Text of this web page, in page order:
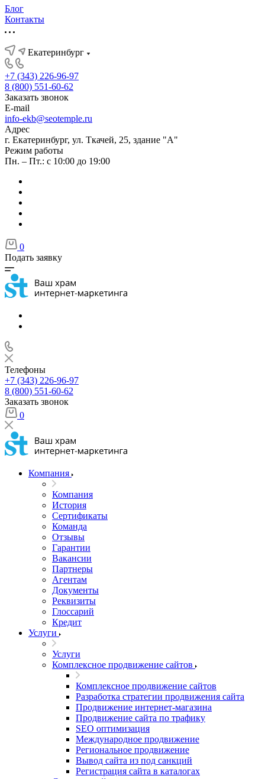
Блог
Контакты
Екатеринбург
+7 (343) 226-96-97
8 (800) 551-60-62
Заказать звонок
E-mail
info-ekb@seotemple.ru
Адрес
г. Екатеринбург, ул. Ткачей, 25, здание "А"
Режим работы
Пн. – Пт.: с 10:00 до 19:00
0
Подать заявку
Телефоны
+7 (343) 226-96-97
8 (800) 551-60-62
Заказать звонок
0
Компания
Компания
История
Сертификаты
Команда
Отзывы
Гарантии
Вакансии
Партнеры
Агентам
Документы
Реквизиты
Глоссарий
Кредит
Услуги
Услуги
Комплексное продвижение сайтов
Комплексное продвижение сайтов
Разработка стратегии продвижения сайта
Продвижение интернет-магазина
Продвижение сайта по трафику
SEO оптимизация
Международное продвижение
Региональное продвижение
Вывод сайта из под санкций
Регистрация сайта в каталогах